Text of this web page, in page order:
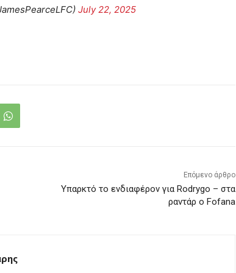
July 22, 2025
Επόμενο άρθρο
Υπαρκτό το ενδιαφέρον για Rodrygo – στα
ραντάρ ο Fofana